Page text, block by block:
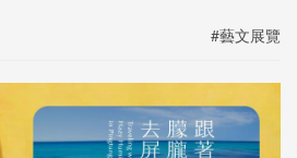
#藝文展覽